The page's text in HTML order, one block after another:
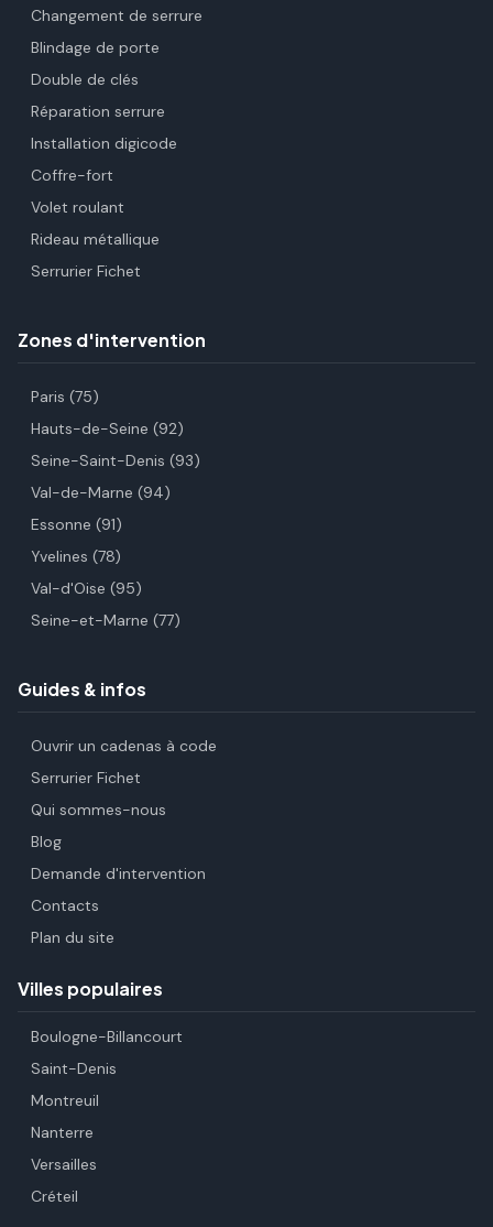
Changement de serrure
Blindage de porte
Double de clés
Réparation serrure
Installation digicode
Coffre-fort
Volet roulant
Rideau métallique
Serrurier Fichet
Zones d'intervention
Paris (75)
Hauts-de-Seine (92)
Seine-Saint-Denis (93)
Val-de-Marne (94)
Essonne (91)
Yvelines (78)
Val-d'Oise (95)
Seine-et-Marne (77)
Guides & infos
Ouvrir un cadenas à code
Serrurier Fichet
Qui sommes-nous
Blog
Demande d'intervention
Contacts
Plan du site
Villes populaires
Boulogne-Billancourt
Saint-Denis
Montreuil
Nanterre
Versailles
Créteil